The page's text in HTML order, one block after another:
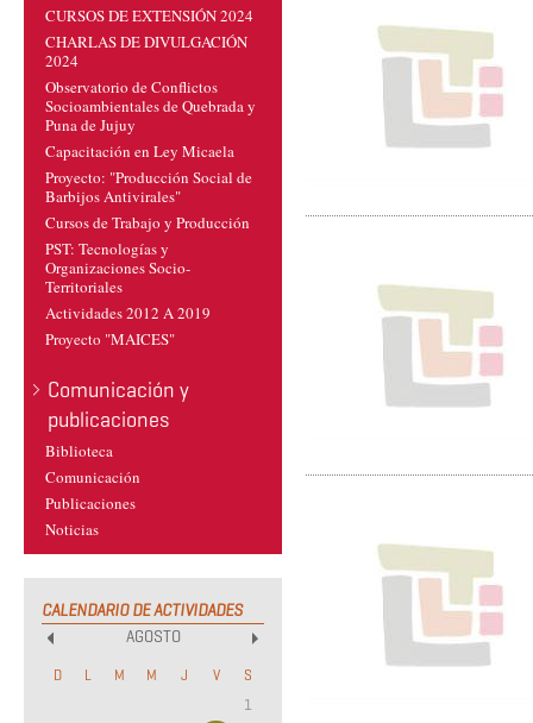
CURSOS DE EXTENSIÓN 2024
CHARLAS DE DIVULGACIÓN
2024
Observatorio de Conflictos
Socioambientales de Quebrada y
Puna de Jujuy
Capacitación en Ley Micaela
Proyecto: "Producción Social de
Barbijos Antivirales"
Cursos de Trabajo y Producción
PST: Tecnologías y
Organizaciones Socio-
Territoriales
Actividades 2012 A 2019
Proyecto "MAICES"
Comunicación y
publicaciones
Biblioteca
Comunicación
Publicaciones
Noticias
CALENDARIO DE ACTIVIDADES
AGOSTO
D L M M J V S
1